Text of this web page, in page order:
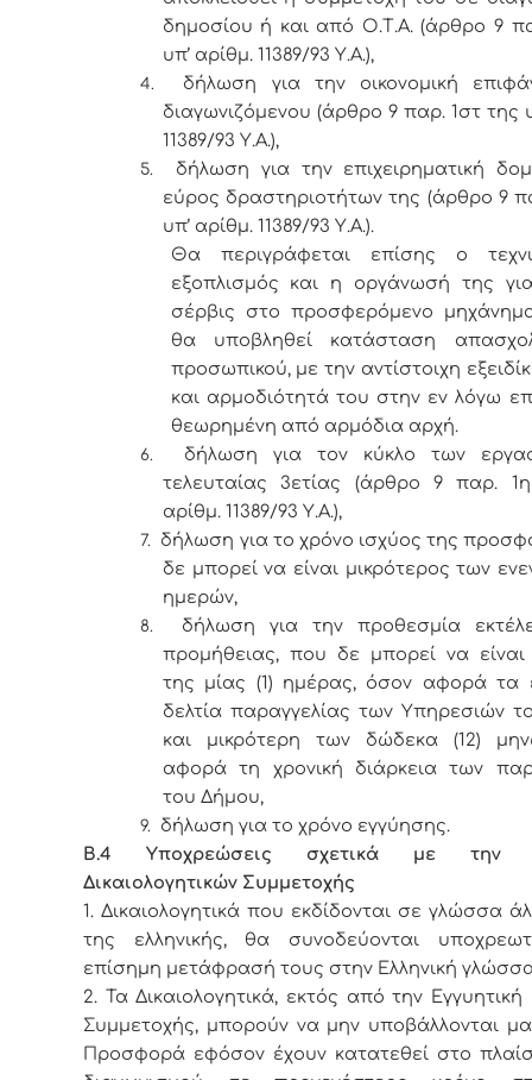
δημοσίου ή και από Ο.Τ.Α. (άρθρο 9
υπ’ αρίθμ. 11389/93 Υ.Α.),
4. δήλωση για την οικονομική
διαγωνιζόμενου (άρθρο 9 παρ. 1στ της
11389/93 Υ.Α.),
5. δήλωση για την επιχειρηματική
εύρος δραστηριοτήτων της (άρθρο 9
υπ’ αρίθμ. 11389/93 Υ.Α.).
Θα περιγράφεται επίσης ο
εξοπλισμός και η οργάνωσή της
σέρβις στο προσφερόμενο
θα υποβληθεί κατάσταση
προσωπικού, με την αντίστοιχη
και αρμοδιότητά του στην εν λόγω
θεωρημένη από αρμόδια αρχή.
6. δήλωση για τον κύκλο των
τελευταίας 3ετίας (άρθρο 9 παρ.
αρίθμ. 11389/93 Υ.Α.),
7. δήλωση για το χρόνο ισχύος της
δε μπορεί να είναι μικρότερος των
ημερών,
8. δήλωση για την προθεσμία
προμήθειας, που δε μπορεί να
της μίας (1) ημέρας, όσον αφορά τα
δελτία παραγγελίας των Υπηρεσιών
και μικρότερη των δώδεκα (12)
αφορά τη χρονική διάρκεια των
του Δήμου,
9. δήλωση για το χρόνο εγγύησης.
Β.4 Υποχρεώσεις σχετικά με την
Δικαιολογητικών Συμμετοχής
1. Δικαιολογητικά που εκδίδονται σε γλώσσα
της ελληνικής, θα συνοδεύονται
επίσημη μετάφρασή τους στην Ελληνική
2. Τα Δικαιολογητικά, εκτός από την Εγγυητική
Συμμετοχής, μπορούν να μην υποβάλλονται
Προσφορά εφόσον έχουν κατατεθεί στο